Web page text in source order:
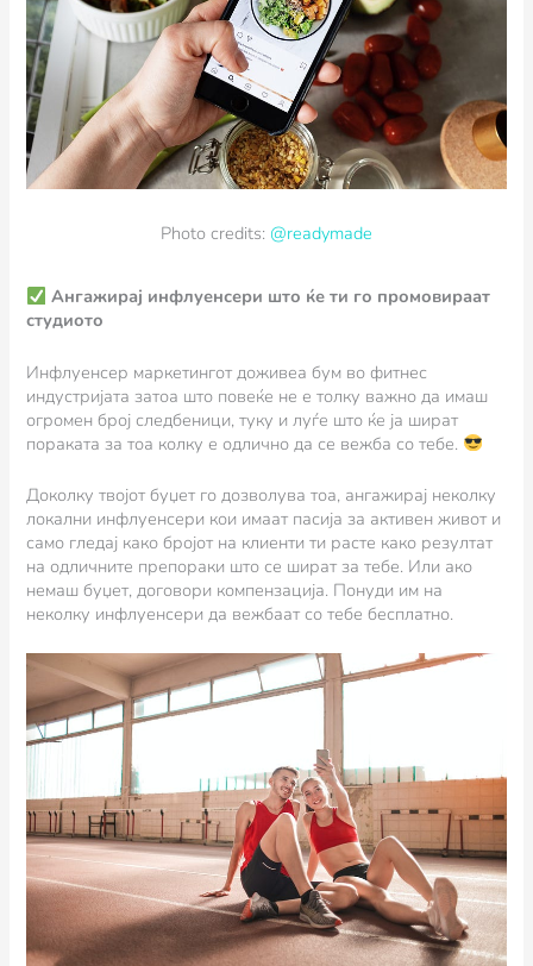
Photo credits: @readymade
Ангажирај инфлуенсери што ќе ти го промовираат
студиото
Инфлуенсер маркетингот доживеа бум во фитнес
индустријата затоа што повеќе не е толку важно да имаш
огромен број следбеници, туку и луѓе што ќе ја шират
пораката за тоа колку е одлично да се вежба со тебе.
Доколку твојот буџет го дозволува тоа, ангажирај неколку
локални инфлуенсери кои имаат пасија за активен живот и
само гледај како бројот на клиенти ти расте како резултат
на одличните препораки што се шират за тебе. Или ако
немаш буџет, договори компензација. Понуди им на
неколку инфлуенсери да вежбаат со тебе бесплатно.